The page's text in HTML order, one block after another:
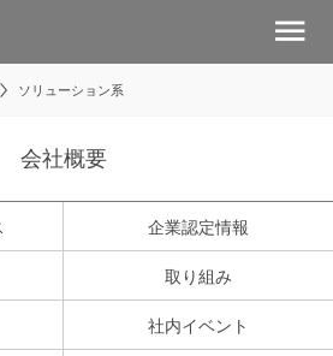
menu
ソリューション系
会社概要
企業認定情報
取り組み
社内イベント